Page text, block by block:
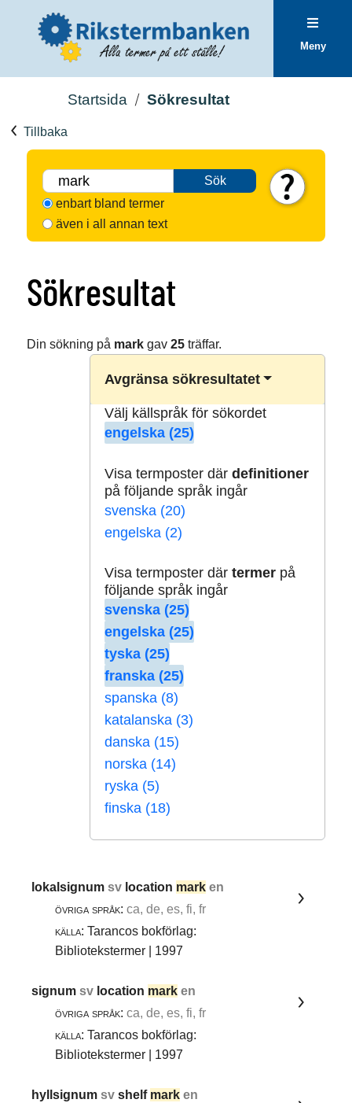
Meny
Startsida Sökresultat
Tillbaka
Sök
enbart bland termer
även i all annan text
Sökresultat
Din sökning på markgav 25träffar.
Avgränsa sökresultatet
Välj källspråk för sökordet
engelska (25)
Visa termposter där definitioner
på följande språk ingår
svenska (20)
engelska (2)
Visa termposter där termerpå
följande språk ingår
svenska (25)
engelska (25)
tyska (25)
franska (25)
spanska (8)
katalanska (3)
danska (15)
norska (14)
ryska (5)
finska (18)
lokalsignumsv location mark en
övriga språk: ca, de, es, fi, fr
källa: Tarancos bokförlag:
Bibliotekstermer | 1997
signumsv location mark en
övriga språk: ca, de, es, fi, fr
källa: Tarancos bokförlag:
Bibliotekstermer | 1997
hyllsignumsvshelf mark en